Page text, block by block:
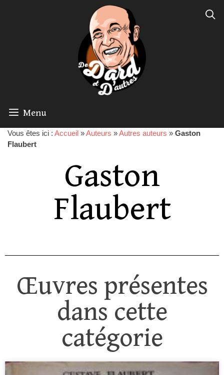
Menu
Vous êtes ici : Accueil »Auteurs »Autres auteurs » Gaston
Flaubert
Gaston
Flaubert
Œuvres présentes
dans cette
catégorie